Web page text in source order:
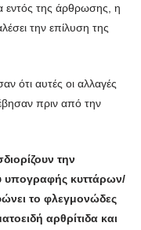
εντός της άρθρωσης, η
την επίλυση της
ότι αυτές οι αλλαγές
πριν από την
την
υπογραφής κυττάρων/
το φλεγμονώδες
αρθρίτιδα και